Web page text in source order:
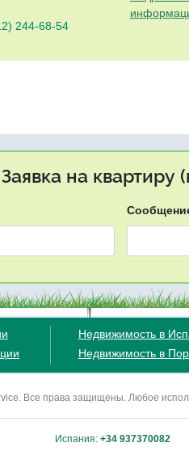
244-68-54
Заявка на квартиру
Недвижимость в
Недвижимость в
Все права защищены. Любое
Испания: +34 937370082